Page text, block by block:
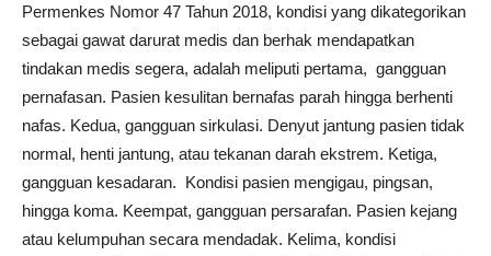
Permenkes Nomor 47 Tahun 2018, kondisi yang dikategorikan
sebagai gawat darurat medis dan berhak mendapatkan
tindakan medis segera, adalah meliputi pertama, gangguan
pernafasan. Pasien kesulitan bernafas parah hingga berhenti
nafas. Kedua, gangguan sirkulasi. Denyut jantung pasien tidak
normal, henti jantung, atau tekanan darah ekstrem. Ketiga,
gangguan kesadaran. Kondisi pasien mengigau, pingsan,
hingga koma. Keempat, gangguan persarafan. Pasien kejang
atau kelumpuhan secara mendadak. Kelima, kondisi